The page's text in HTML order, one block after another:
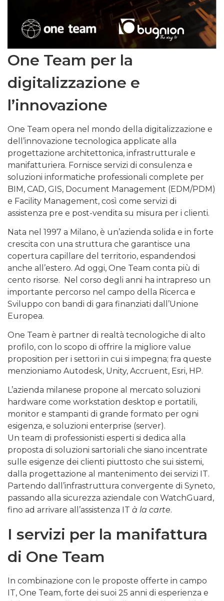
One Team per la
digitalizzazione e
l’innovazione
One Team opera nel mondo della digitalizzazione e
dell’innovazione tecnologica applicate alla
progettazione architettonica, infrastrutturale e
manifatturiera. Fornisce servizi di consulenza e
soluzioni informatiche professionali complete per
BIM, CAD, GIS, Document Management (EDM/PDM)
e Facility Management, così come servizi di
assistenza pre e post-vendita su misura per i clienti.
Nata nel 1997 a Milano, è un’azienda solida e in forte
crescita con una struttura che garantisce una
copertura capillare del territorio, espandendosi
anche all’estero. Ad oggi, One Team conta più di
cento risorse. Nel corso degli anni ha intrapreso un
importante percorso nel campo della Ricerca e
Sviluppo con bandi di gara finanziati dall’Unione
Europea.
One Team è partner di realtà tecnologiche di alto
profilo, con lo scopo di offrire la migliore value
proposition per i settori in cui si impegna; fra queste
menzioniamo Autodesk, Unity, Accruent, Esri, HP.
L’azienda milanese propone al mercato soluzioni
hardware come workstation desktop e portatili,
monitor e stampanti di grande formato per ogni
esigenza, e soluzioni enterprise (server).
Un team di professionisti esperti si dedica alla
proposta di soluzioni sartoriali che siano incentrate
sulle esigenze dei clienti piuttosto che sui sistemi,
dalla progettazione al mantenimento dei servizi IT.
Partendo dall’infrastruttura convergente di Syneto,
passando alla sicurezza aziendale con WatchGuard,
fino ad arrivare all’assistenza IT à la carte.
I servizi per la manifattura
di One Team
In combinazione con le proposte offerte in campo
IT, One Team, forte dei suoi 25 anni di esperienza e